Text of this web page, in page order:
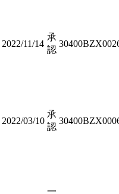
2022/11/14
承
認
2022/03/10
承
認
一